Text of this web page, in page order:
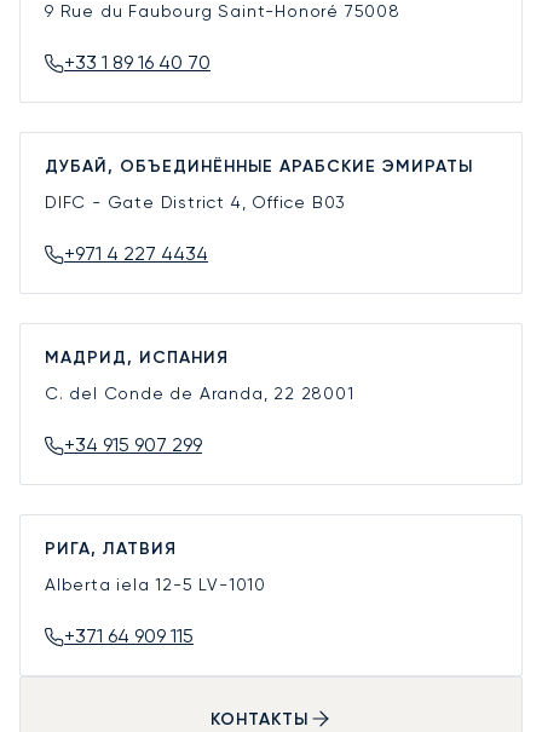
9 Rue du Faubourg Saint-Honoré 75008
+33 1 89 16 40 70
ДУБАЙ, ОБЪЕДИНЁННЫЕ АРАБСКИЕ ЭМИРАТЫ
DIFC - Gate District 4, Office B03
+971 4 227 4434
МАДРИД, ИСПАНИЯ
C. del Conde de Aranda, 22 28001
+34 915 907 299
РИГА, ЛАТВИЯ
Alberta iela 12-5 LV-1010
+371 64 909 115
КОНТАКТЫ